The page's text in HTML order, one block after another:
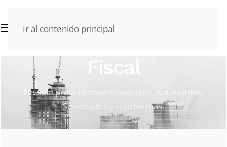
Ir al contenido principal
No sólo presentamos impuestos. Autónomos,
Sociedades y mucho más.